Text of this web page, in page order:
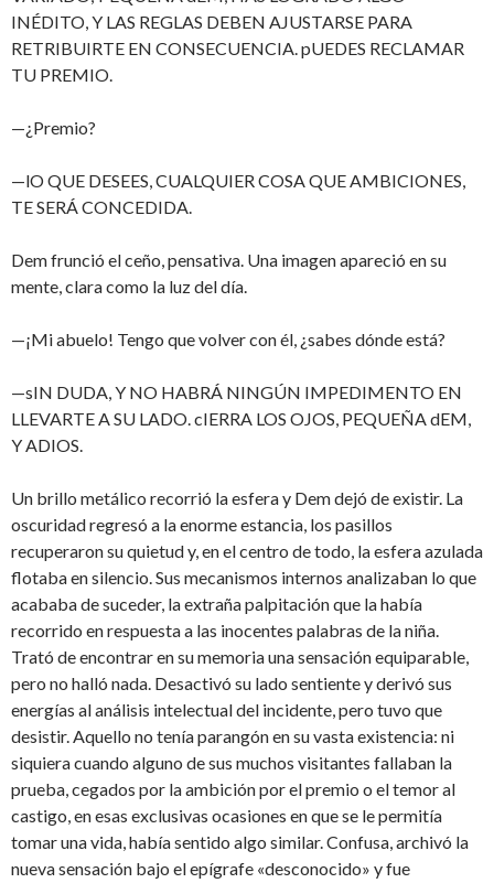
INÉDITO, Y LAS REGLAS DEBEN AJUSTARSE PARA
RETRIBUIRTE EN CONSECUENCIA. pUEDES RECLAMAR
TU PREMIO.
—¿Premio?
—lO QUE DESEES, CUALQUIER COSA QUE AMBICIONES,
TE SERÁ CONCEDIDA.
Dem frunció el ceño, pensativa. Una imagen apareció en su
mente, clara como la luz del día.
—¡Mi abuelo! Tengo que volver con él, ¿sabes dónde está?
—sIN DUDA, Y NO HABRÁ NINGÚN IMPEDIMENTO EN
LLEVARTE A SU LADO. cIERRA LOS OJOS, PEQUEÑA dEM,
Y ADIOS.
Un brillo metálico recorrió la esfera y Dem dejó de existir. La
oscuridad regresó a la enorme estancia, los pasillos
recuperaron su quietud y, en el centro de todo, la esfera azulada
flotaba en silencio. Sus mecanismos internos analizaban lo que
acababa de suceder, la extraña palpitación que la había
recorrido en respuesta a las inocentes palabras de la niña.
Trató de encontrar en su memoria una sensación equiparable,
pero no halló nada. Desactivó su lado sentiente y derivó sus
energías al análisis intelectual del incidente, pero tuvo que
desistir. Aquello no tenía parangón en su vasta existencia: ni
siquiera cuando alguno de sus muchos visitantes fallaban la
prueba, cegados por la ambición por el premio o el temor al
castigo, en esas exclusivas ocasiones en que se le permitía
tomar una vida, había sentido algo similar. Confusa, archivó la
nueva sensación bajo el epígrafe «desconocido» y fue